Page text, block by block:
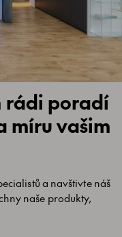
rádi poradí
míru vašim
a navštivte náš
naše produkty,